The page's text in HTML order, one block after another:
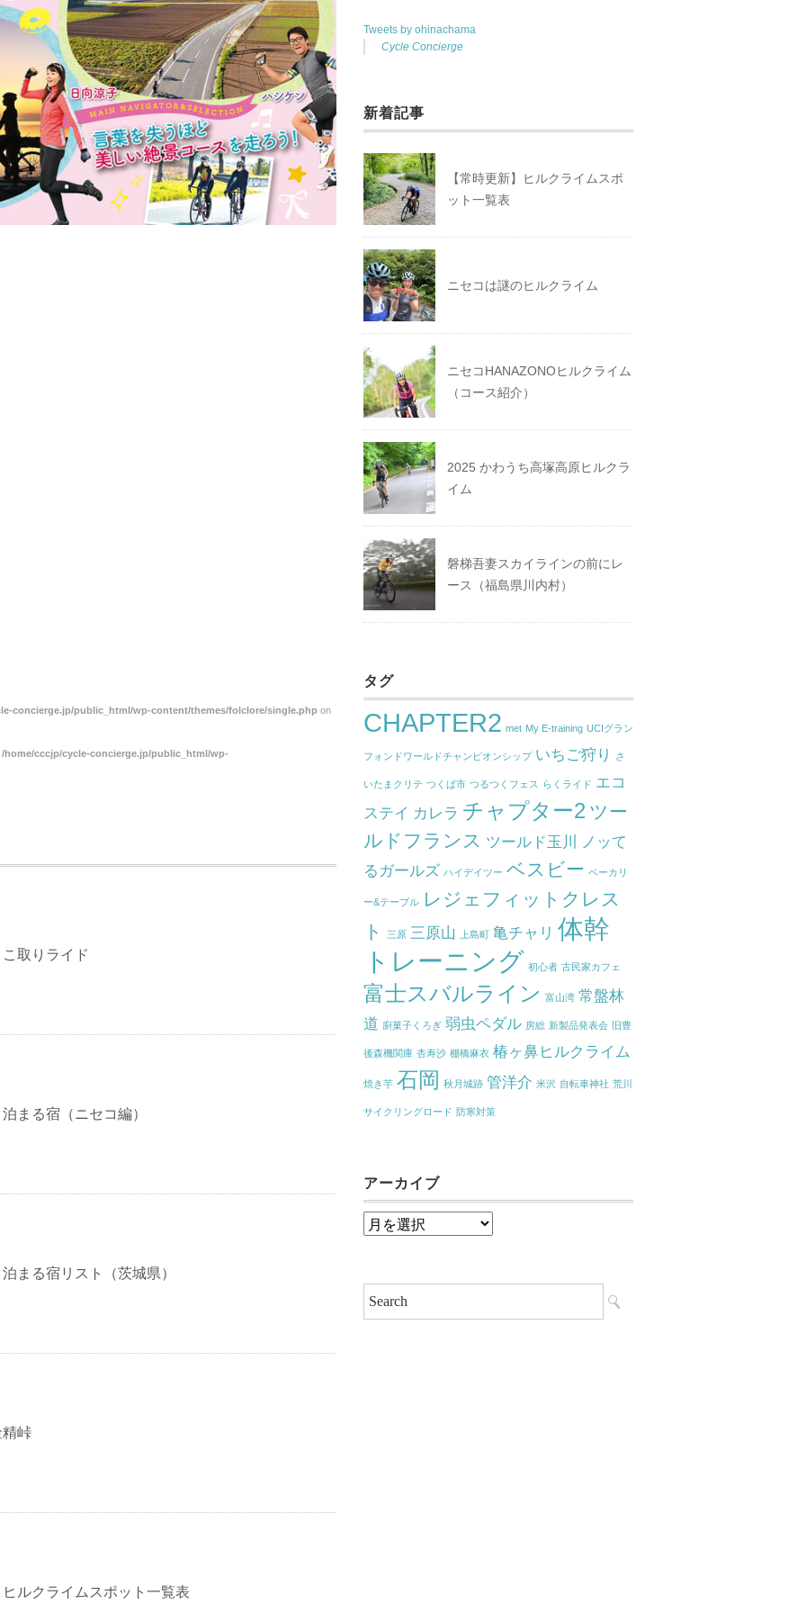
concierge.jp/public_html/wp-content/themes/folclore/single.php on
/home/cccjp/cycle-concierge.jp/public_html/wp-
取りライド
まる宿（ニセコ編）
まる宿リスト（茨城県）
精峠
ヒルクライムスポット一覧表
Tweets by ohinachama
Cycle Concierge
新着記事
【常時更新】ヒルクライムスポ
ット一覧表
ニセコは謎のヒルクライム
ニセコHANAZONOヒルクライム
（コース紹介）
2025 かわうち高塚高原ヒルクラ
イム
磐梯吾妻スカイラインの前にレ
ース（福島県川内村）
タグ
CHAPTER2 met My E-training UCIグラン
フォンドワールドチャンピオンシップ いちご狩り さ
いたまクリテ つくば市 つるつくフェス らくライド エコ
ステイ カレラ チャプター2 ツー
ルドフランス ツールド玉川
ノッて
るガールズ ハイデイツー ベスビー ベーカリ
ー&テーブル レジェフィットクレス
ト
三原 三原山 上島町 亀チャリ 体幹
トレーニング 初心者 古民家カフェ
富士スバルライン 富山湾 常盤林
道 廚菓子くろぎ 弱虫ペダル 房総 新製品発表会 旧豊
後森機関庫 杏寿沙 棚橋麻衣 椿ヶ鼻ヒルクライム
焼き芋 石岡 秋月城跡 管洋介 米沢 自転車神社 荒川
サイクリングロード 防寒対策
アーカイブ
ア
イ